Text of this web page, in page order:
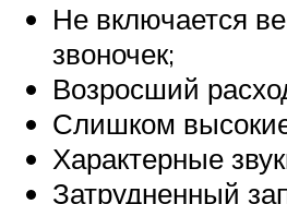
Не включается
звоночек;
Возросший
Слишком
Характерные
Затрудненный